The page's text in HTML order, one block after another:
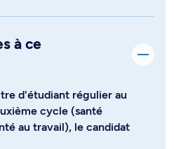
à ce
d'étudiant régulier au
cycle (santé
au travail), le candidat